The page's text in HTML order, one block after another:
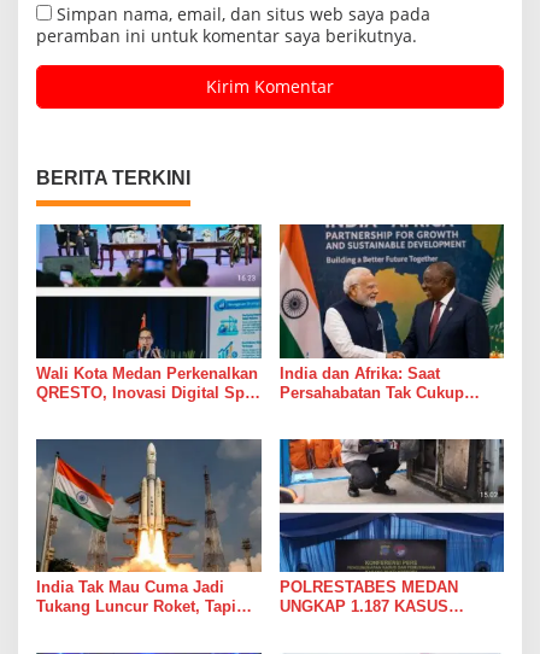
Simpan nama, email, dan situs web saya pada
peramban ini untuk komentar saya berikutnya.
BERITA TERKINI
Wali Kota Medan Perkenalkan
QRESTO, Inovasi Digital Split
Leadership Dialogue 2026
India dan Afrika: Saat
Persahabatan Tak Cukup
India Tak Mau Cuma Jadi
Tukang Luncur Roket, Tapi
POLRESTABES MEDAN
UNGKAP 1.187 KASUS